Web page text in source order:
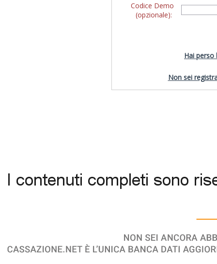
Codice Demo
(opzionale):
Hai perso
Non sei